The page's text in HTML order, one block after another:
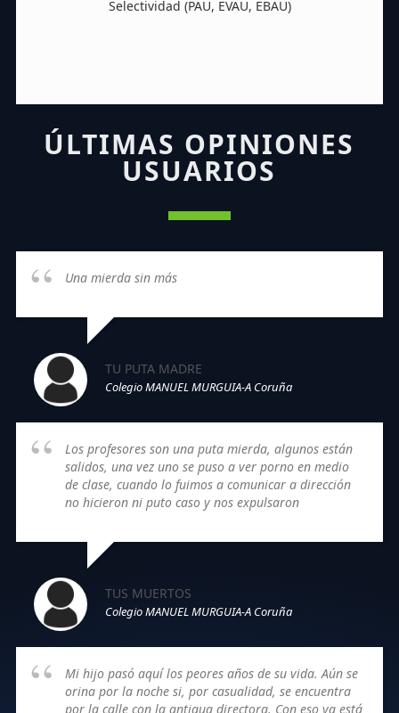
Selectividad (PAU, EVAU, EBAU)
ÚLTIMAS OPINIONES
USUARIOS
Una mierda sin más
TU PUTA MADRE
Colegio MANUEL MURGUIA-A Coruña
Los profesores son una puta mierda, algunos están
salidos, una vez uno se puso a ver porno en medio
de clase, cuando lo fuimos a comunicar a dirección
no hicieron ni puto caso y nos expulsaron
TUS MUERTOS
Colegio MANUEL MURGUIA-A Coruña
Mi hijo pasó aquí los peores años de su vida. Aún se
orina por la noche si, por casualidad, se encuentra
por la calle con la antigua directora. Con eso ya está